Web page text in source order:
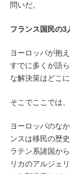
問いだ。
フランス国民の3
ヨーロッパが抱
すでに多くが語
な解決策はどこ
そこでここでは
ヨーロッパのな
ンスは移民の歴
ラテン系諸国か
リカのアルジェ